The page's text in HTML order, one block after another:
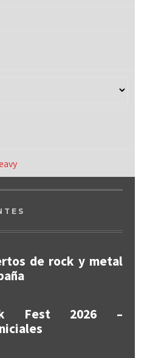
de rock y metal
Fest 2026 –